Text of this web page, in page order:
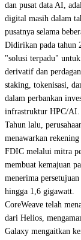
dan pusat data AI,
digital masih dalam
pusatnya selama
Didirikan pada tahun
"solusi terpadu"
derivatif dan
staking, tokenisasi,
dalam perbankan
infrastruktur HPC/AI.
Tahun lalu,
menawarkan
FDIC melalui mitra
membuat kemajuan
menerima
hingga 1,6 gigawatt.
CoreWeave telah
dari Helios,
Galaxy mengaitkan